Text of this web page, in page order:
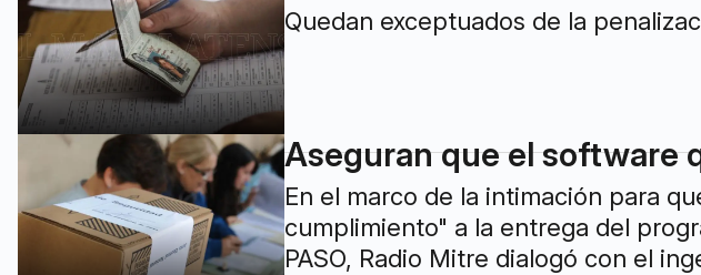
Quedan exceptuados de la
Aseguran que el software
En el marco de la intimación para
cumplimiento" a la entrega del
PASO, Radio Mitre dialogó con el